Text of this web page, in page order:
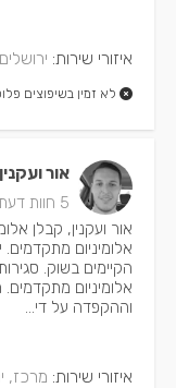
איזורי שירות:
לא זמין בשיפוצים
אור ועקנין
5 חוות דעת
אור ועקנין, קבלן
אלומיניום מתקדמים.
הקיימים בשוק.
אלומיניום
וההקפדה על די...
איזורי שירות: מרכז,